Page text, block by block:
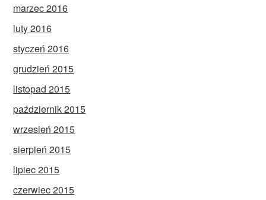
marzec 2016
luty 2016
styczeń 2016
grudzień 2015
listopad 2015
październik 2015
wrzesień 2015
sierpień 2015
lipiec 2015
czerwiec 2015